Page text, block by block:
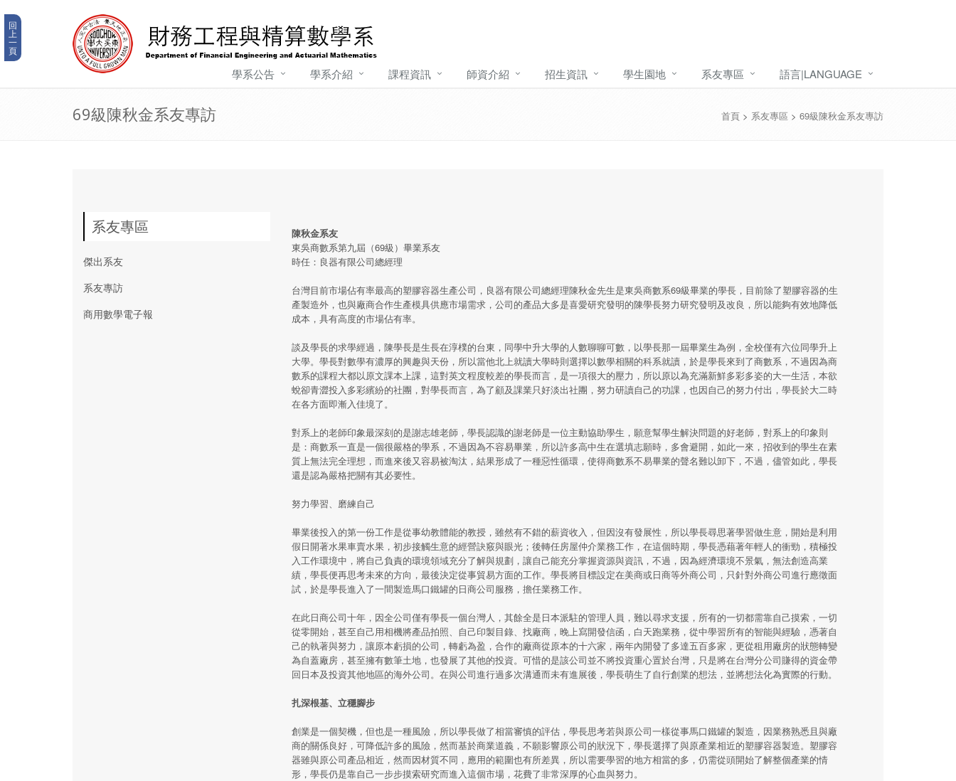
回
上
一
頁
學系公告 學系介紹 課程資訊 師資介紹 招生資訊 學生園地 系友專區 語言|LANGUAGE
69級陳秋金系友專訪 首頁 > 系友專區 > 69級陳秋金系友專訪
系友專區
傑出系友
系友專訪
商用數學電子報
陳秋金系友
東吳商數系第九屆（69級）畢業系友
時任：良器有限公司總經理
台灣目前市場佔有率最高的塑膠容器生產公司，良器有限公司總經理陳秋金先生是東吳商數系69級畢業的學長，目前除了塑膠容器的生
產製造外，也與廠商合作生產模具供應市場需求，公司的產品大多是喜愛研究發明的陳學長努力研究發明及改良，所以能夠有效地降低
成本，具有高度的市場佔有率。
談及學長的求學經過，陳學長是生長在淳樸的台東，同學中升大學的人數聊聊可數，以學長那一屆畢業生為例，全校僅有六位同學升上
大學。學長對數學有濃厚的興趣與天份，所以當他北上就讀大學時則選擇以數學相關的科系就讀，於是學長來到了商數系，不過因為商
數系的課程大都以原文課本上課，這對英文程度較差的學長而言，是一項很大的壓力，所以原以為充滿新鮮多彩多姿的大一生活，本欲
蛻卻青澀投入多彩繽紛的社團，對學長而言，為了顧及課業只好淡出社團，努力研讀自己的功課，也因自己的努力付出，學長於大二時
在各方面即漸入佳境了。
對系上的老師印象最深刻的是謝志雄老師，學長認識的謝老師是一位主動協助學生，願意幫學生解決問題的好老師，對系上的印象則
是：商數系一直是一個很嚴格的學系，不過因為不容易畢業，所以許多高中生在選填志願時，多會避開，如此一來，招收到的學生在素
質上無法完全理想，而進來後又容易被淘汰，結果形成了一種惡性循環，使得商數系不易畢業的聲名難以卸下，不過，儘管如此，學長
還是認為嚴格把關有其必要性。
努力學習、磨練自己
畢業後投入的第一份工作是從事幼教體能的教授，雖然有不錯的薪資收入，但因沒有發展性，所以學長尋思著學習做生意，開始是利用
假日開著水果車賣水果，初步接觸生意的經營訣竅與眼光；後轉任房屋仲介業務工作，在這個時期，學長憑藉著年輕人的衝勁，積極投
入工作環境中，將自己負責的環境領域充分了解與規劃，讓自己能充分掌握資源與資訊，不過，因為經濟環境不景氣，無法創造高業
績，學長便再思考未來的方向，最後決定從事貿易方面的工作。學長將目標設定在美商或日商等外商公司，只針對外商公司進行應徵面
試，於是學長進入了一間製造馬口鐵罐的日商公司服務，擔任業務工作。
在此日商公司十年，因全公司僅有學長一個台灣人，其餘全是日本派駐的管理人員，難以尋求支援，所有的一切都需靠自己摸索，一切
從零開始，甚至自己用相機將產品拍照、自己印製目錄、找廠商，晚上寫開發信函，白天跑業務，從中學習所有的智能與經驗，憑著自
己的執著與努力，讓原本虧損的公司，轉虧為盈，合作的廠商從原本的十六家，兩年內開發了多達五百多家，更從租用廠房的狀態轉變
為自蓋廠房，甚至擁有數筆土地，也發展了其他的投資。可惜的是該公司並不將投資重心置於台灣，只是將在台灣分公司賺得的資金帶
回日本及投資其他地區的海外公司。在與公司進行過多次溝通而未有進展後，學長萌生了自行創業的想法，並將想法化為實際的行動。
扎深根基、立穩腳步
創業是一個契機，但也是一種風險，所以學長做了相當審慎的評估，學長思考若與原公司一樣從事馬口鐵罐的製造，因業務熟悉且與廠
商的關係良好，可降低許多的風險，然而基於商業道義，不願影響原公司的狀況下，學長選擇了與原產業相近的塑膠容器製造。塑膠容
器雖與原公司產品相近，然而因材質不同，應用的範圍也有所差異，所以需要學習的地方相當的多，仍需從頭開始了解整個產業的情
形，學長仍是靠自己一步步摸索研究而進入這個市場，花費了非常深厚的心血與努力。